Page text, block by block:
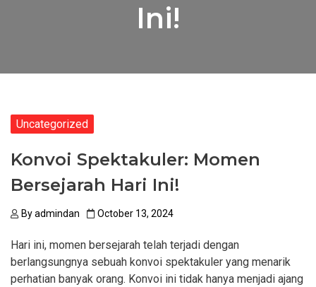
Ini!
Uncategorized
Konvoi Spektakuler: Momen
Bersejarah Hari Ini!
Byadmindan October 13, 2024
Hari ini, momen bersejarah telah terjadi dengan
berlangsungnya sebuah konvoi spektakuler yang menarik
perhatian banyak orang. Konvoi ini tidak hanya menjadi ajang